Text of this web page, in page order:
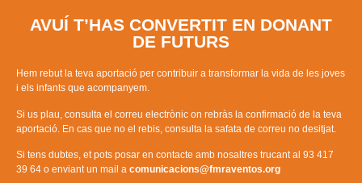
AVUÍ T’HAS CONVERTIT EN DONANT
DE FUTURS
Hem rebut la teva aportació per contribuir a transformar la vida de les joves
i els infants que acompanyem.
Si us plau, consulta el correu electrònic on rebràs la confirmació de la teva
aportació. En cas que no el rebis, consulta la safata de correu no desitjat.
Si tens dubtes, et pots posar en contacte amb nosaltres trucant al 93 417
39 64 o enviant un mail a comunicacions@fmraventos.org